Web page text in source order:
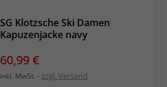
SG Klotzsche Ski Damen
Kapuzenjacke navy
Preis
60,99 €
inkl. MwSt. zzgl. Versand